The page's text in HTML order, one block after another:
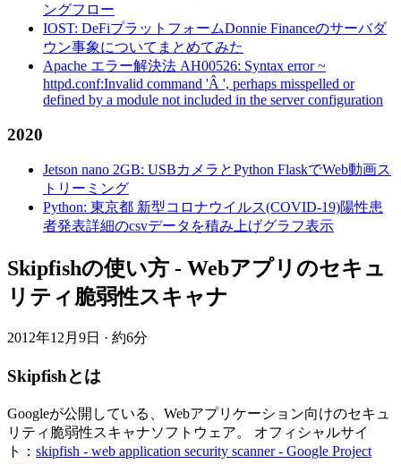
ングフロー
IOST: DeFiプラットフォームDonnie Financeのサーバダ
ウン事象についてまとめてみた
Apache エラー解決法 AH00526: Syntax error ~
httpd.conf:Invalid command 'Â ', perhaps misspelled or
defined by a module not included in the server configuration
2020
Jetson nano 2GB: USBカメラとPython FlaskでWeb動画ス
トリーミング
Python: 東京都 新型コロナウイルス(COVID-19)陽性患
者発表詳細のcsvデータを積み上げグラフ表示
Skipfishの使い方 - Webアプリのセキュ
リティ脆弱性スキャナ
2012年12月9日 · 約6分
Skipfishとは
Googleが公開している、Webアプリケーション向けのセキュ
リティ脆弱性スキャナソフトウェア。 オフィシャルサイ
ト： skipfish - web application security scanner - Google Project